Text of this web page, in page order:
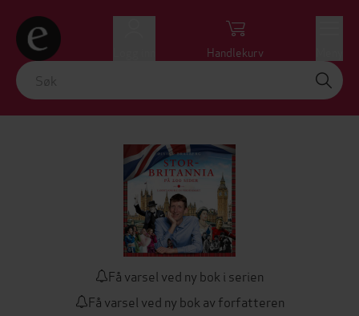
Handlekurv
Få varsel ved ny bok i serien
Få varsel ved ny bok av forfatteren